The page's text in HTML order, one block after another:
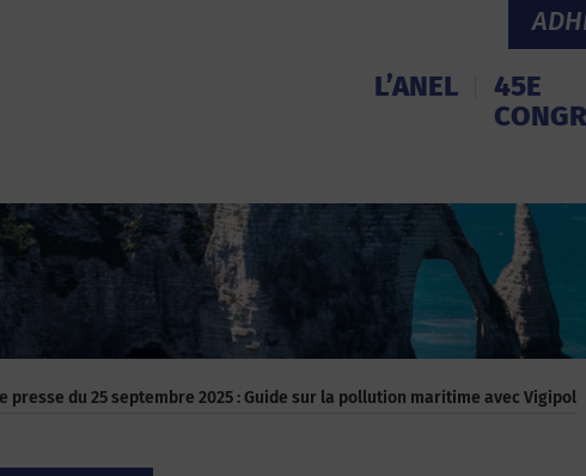
L’ANEL
45E
presse du 25 septembre 2025 : Guide sur la pollution maritime avec Vigipol